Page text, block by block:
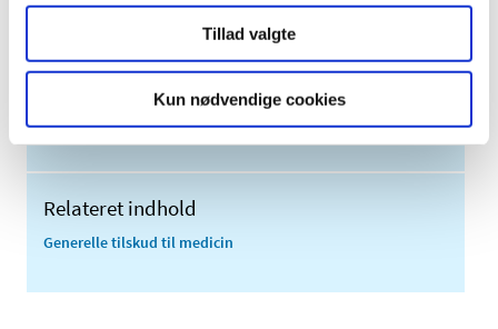
Tillad valgte
Kun nødvendige cookies
2009 (13)
2007 (3)
Relateret indhold
Generelle tilskud til medicin